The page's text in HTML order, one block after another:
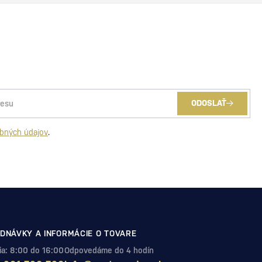
ODOSLAŤ
údajov.
A INFORMÁCIE O TOVARE
8:00 do 16:00Odpovedáme do 4 hodín